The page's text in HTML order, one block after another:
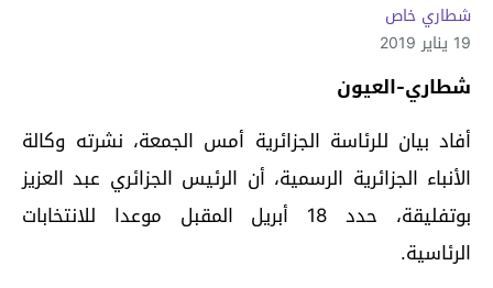
شطاري خاص
19 يناير 2019
شطاري-العيون
أفاد بيان للرئاسة الجزائرية أمس الجمعة، نشرته وكالة
الأنباء الجزائرية الرسمية، أن الرئيس الجزائري عبد العزيز
بوتفليقة، حدد 18 أبريل المقبل موعدا للانتخابات
الرئاسية.